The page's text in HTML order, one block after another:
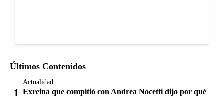
Últimos Contenidos
Actualidad
Exreina que compitió con Andrea Nocetti dijo por qué